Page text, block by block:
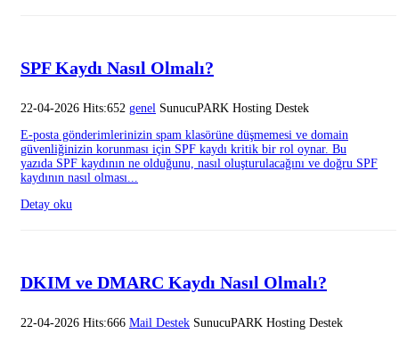
SPF Kaydı Nasıl Olmalı?
22-04-2026 Hits:652 genel SunucuPARK Hosting Destek
E-posta gönderimlerinizin spam klasörüne düşmemesi ve domain
güvenliğinizin korunması için SPF kaydı kritik bir rol oynar. Bu
yazıda SPF kaydının ne olduğunu, nasıl oluşturulacağını ve doğru SPF
kaydının nasıl olması...
Detay oku
DKIM ve DMARC Kaydı Nasıl Olmalı?
22-04-2026 Hits:666 Mail Destek SunucuPARK Hosting Destek